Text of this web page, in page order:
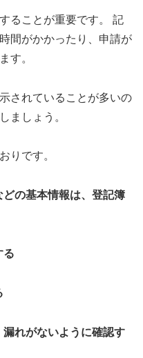
することが重要です。 記
間がかかったり、申請が
す。
されていることが多いの
ましょう。
りです。
の基本情報は、登記簿
る
れがないように確認す